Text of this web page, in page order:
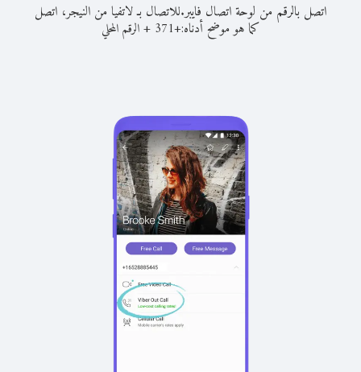
اتصل بالرقم من لوحة اتصال فايبر.للاتصال بـ لاتفيا من النيجر، اتصل
كما هو موضح أدناه:+
371
+الرقم المحلي